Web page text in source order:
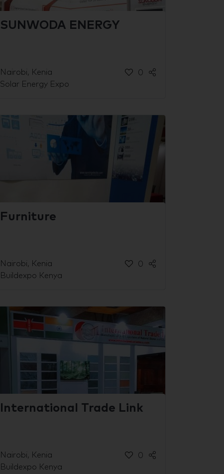
SUNWODA ENERGY
Nairobi, Kenia
Solar Energy Expo
0
Furniture
Nairobi, Kenia
Buildexpo Kenya
0
International Trade Link
Nairobi, Kenia
Buildexpo Kenya
0